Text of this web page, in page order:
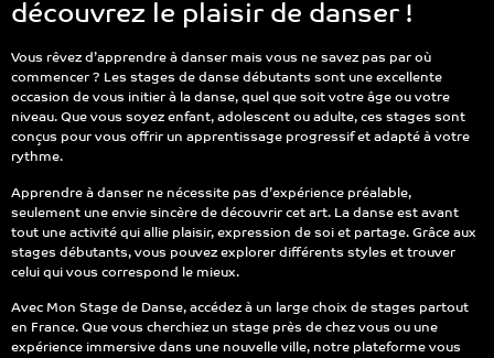
découvrez le plaisir de danser !
Vous rêvez d’apprendre à danser mais vous ne savez pas par où
commencer ? Les stages de danse débutants sont une excellente
occasion de vous initier à la danse, quel que soit votre âge ou votre
niveau. Que vous soyez enfant, adolescent ou adulte, ces stages sont
conçus pour vous offrir un apprentissage progressif et adapté à votre
rythme.
Apprendre à danser ne nécessite pas d’expérience préalable,
seulement une envie sincère de découvrir cet art. La danse est avant
tout une activité qui allie plaisir, expression de soi et partage. Grâce aux
stages débutants, vous pouvez explorer différents styles et trouver
celui qui vous correspond le mieux.
Avec Mon Stage de Danse, accédez à un large choix de stages partout
en France. Que vous cherchiez un stage près de chez vous ou une
expérience immersive dans une nouvelle ville, notre plateforme vous